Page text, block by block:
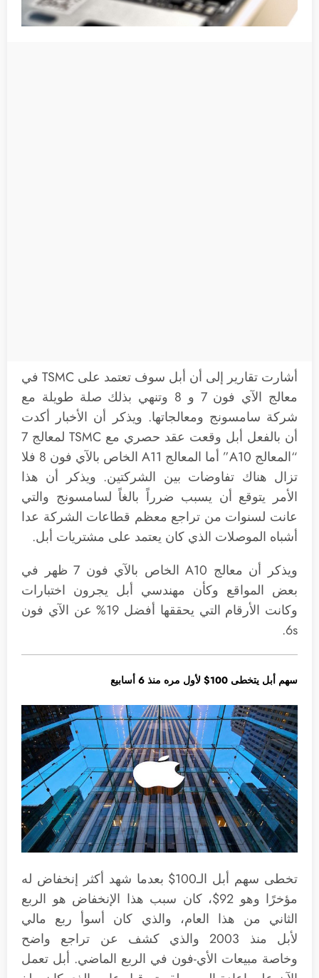
أشارت تقارير إلى أن أبل سوف تعتمد على TSMC في
معالج الآي فون 7 و 8 وتنهي بذلك صلة طويلة مع
شركة سامسونج ومعالجاتها. ويذكر أن الأخبار أكدت
أن بالفعل أبل وقعت عقد حصري مع TSMC لمعالج 7
“المعالج A10” أما المعالج A11 الخاص بالآي فون 8 فلا
تزال هناك تفاوضات بين الشركتين. ويذكر أن هذا
الأمر يتوقع أن يسبب ضرراً بالغاً لسامسونج والتي
عانت لسنوات من تراجع معظم قطاعات الشركة عدا
أشباه الموصلات الذي كان يعتمد على مشتريات أبل.
ويذكر أن معالج A10 الخاص بالآي فون 7 ظهر في
بعض المواقع وكأن مهندسي أبل يجرون اختبارات
وكانت الأرقام التي يحققها أفضل 19% عن الآي فون
6s.
سهم أبل يتخطى 100$ لأول مره منذ 6 أسابيع
تخطى سهم أبل الـ100$ بعدما شهد أكثر إنخفاض له
مؤخرًا وهو 92$، كان سبب هذا الإنخفاض هو الربع
الثاني من هذا العام، والذي كان أسوأ ربع مالي
لأبل منذ 2003 والذي كشف عن تراجع واضح
وخاصة مبيعات الأي-فون في الربع الماضي. أبل تعمل